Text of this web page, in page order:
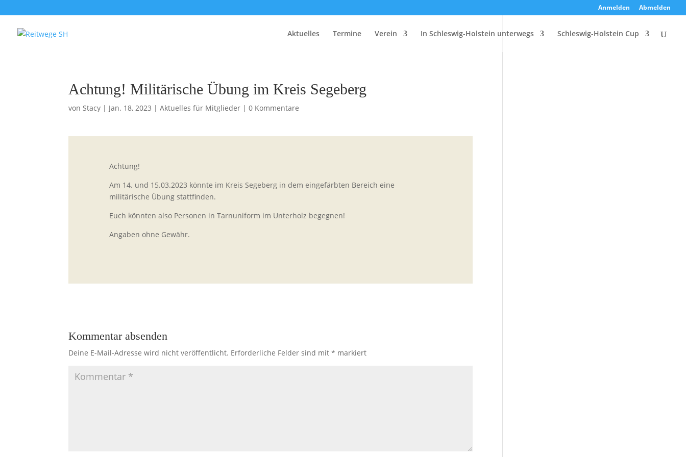
Anmelden Abmelden
Aktuelles Termine Verein In Schleswig-Holstein unterwegs Schleswig-Holstein Cup
Achtung! Militärische Übung im Kreis Segeberg
vonStacy | Jan. 18, 2023 |Aktuelles für Mitglieder |0 Kommentare
Achtung!
Am 14. und 15.03.2023 könnte im Kreis Segeberg in dem eingefärbten Bereich eine
militärische Übung stattfinden.
Euch könnten also Personen in Tarnuniform im Unterholz begegnen!
Angaben ohne Gewähr.
Kommentar absenden
Deine E-Mail-Adresse wird nicht veröffentlicht. Erforderliche Felder sind mit* markiert